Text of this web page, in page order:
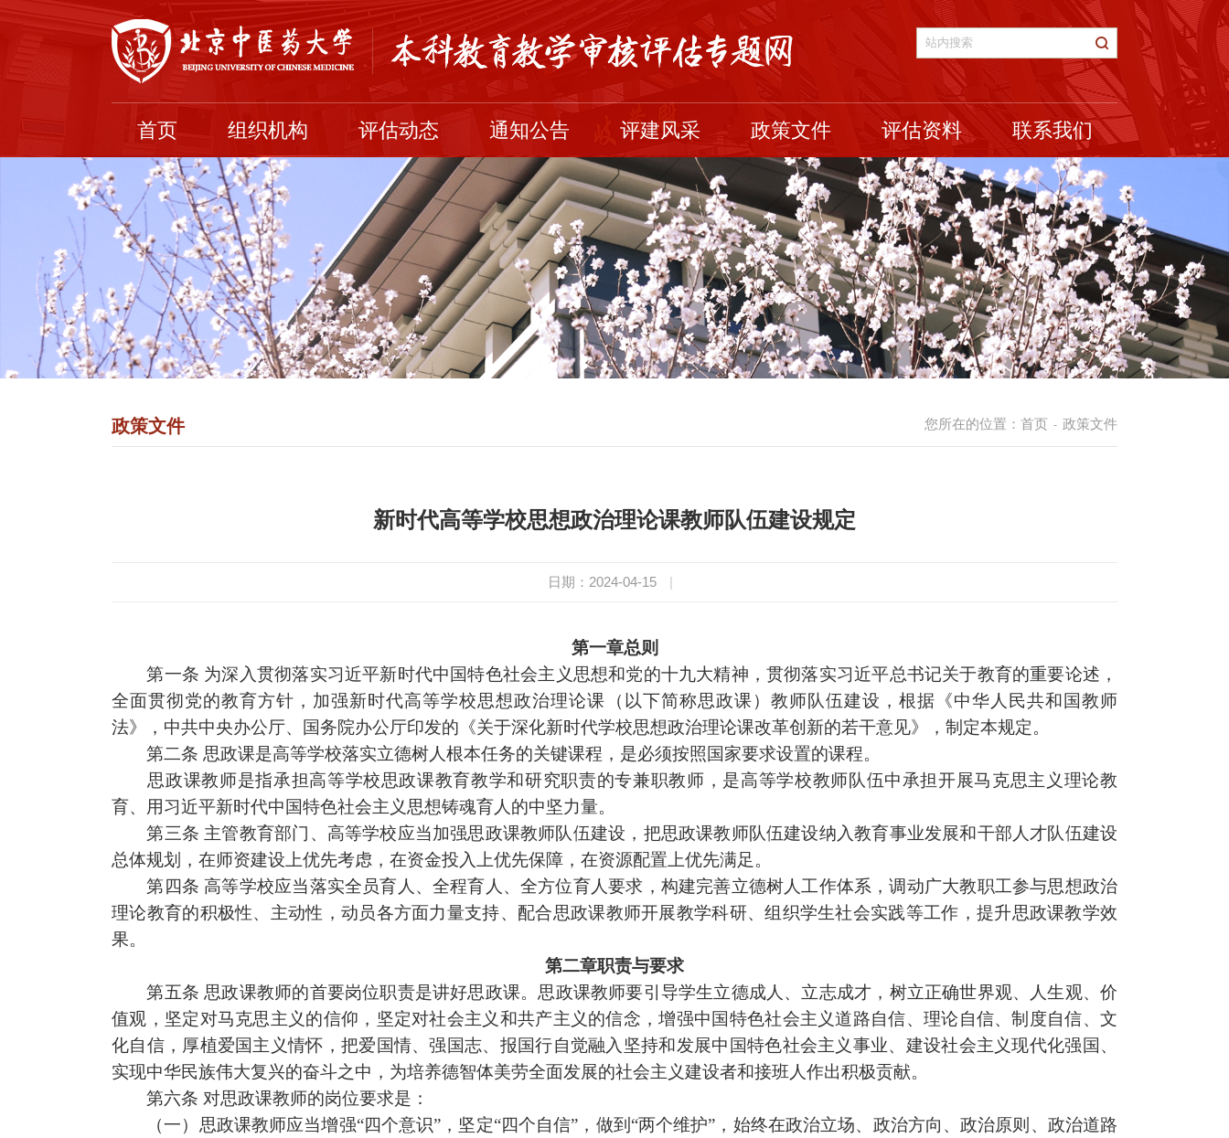
首页 组织机构 评估动态 通知公告 评建风采 政策文件 评估资料 联系我们
您所在的位置： 首页 - 政策文件
政策文件
新时代高等学校思想政治理论课教师队伍建设规定
日期：2024-04-15 |
第一章总则
第一条 为深入贯彻落实习近平新时代中国特色社会主义思想和党的十九大精神，贯彻落实习近平总书记关于教育的重要论述，
全面贯彻党的教育方针，加强新时代高等学校思想政治理论课（以下简称思政课）教师队伍建设，根据《中华人民共和国教师
法》，中共中央办公厅、国务院办公厅印发的《关于深化新时代学校思想政治理论课改革创新的若干意见》，制定本规定。
第二条 思政课是高等学校落实立德树人根本任务的关键课程，是必须按照国家要求设置的课程。
思政课教师是指承担高等学校思政课教育教学和研究职责的专兼职教师，是高等学校教师队伍中承担开展马克思主义理论教
育、用习近平新时代中国特色社会主义思想铸魂育人的中坚力量。
第三条 主管教育部门、高等学校应当加强思政课教师队伍建设，把思政课教师队伍建设纳入教育事业发展和干部人才队伍建设
总体规划，在师资建设上优先考虑，在资金投入上优先保障，在资源配置上优先满足。
第四条 高等学校应当落实全员育人、全程育人、全方位育人要求，构建完善立德树人工作体系，调动广大教职工参与思想政治
理论教育的积极性、主动性，动员各方面力量支持、配合思政课教师开展教学科研、组织学生社会实践等工作，提升思政课教学效
果。
第二章职责与要求
第五条 思政课教师的首要岗位职责是讲好思政课。 思政课教师要引导学生立德成人、立志成才，树立正确世界观、人生观、价
值观，坚定对马克思主义的信仰，坚定对社会主义和共产主义的信念，增强中国特色社会主义道路自信、理论自信、制度自信、文
化自信，厚植爱国主义情怀，把爱国情、强国志、报国行自觉融入坚持和发展中国特色社会主义事业、建设社会主义现代化强国、
实现中华民族伟大复兴的奋斗之中，为培养德智体美劳全面发展的社会主义建设者和接班人作出积极贡献。
第六条 对思政课教师的岗位要求是：
（一） 思政课教师应当增强“四个意识”，坚定“四个自信”， 做到“两个维护”，始终在政治立场、政治方向、政治原则、政治道路